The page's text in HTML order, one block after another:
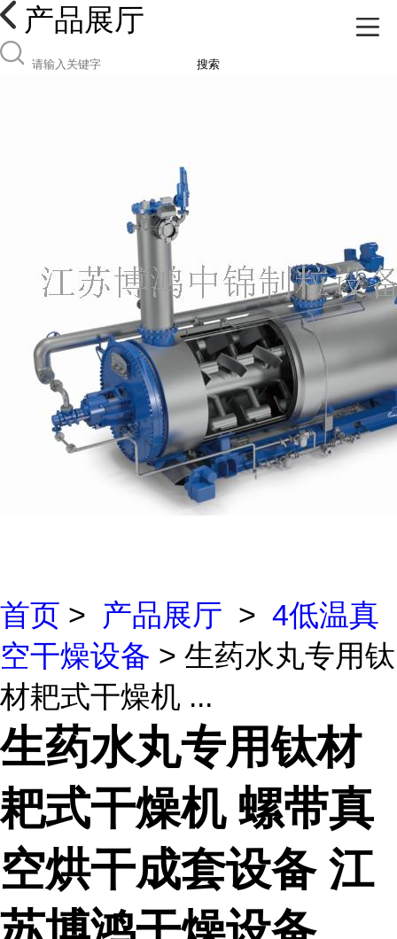
产品展厅
搜索
首页 > 产品展厅 > 4低温真
空干燥设备 > 生药水丸专用钛
材耙式干燥机 ...
生药水丸专用钛材
耙式干燥机 螺带真
空烘干成套设备 江